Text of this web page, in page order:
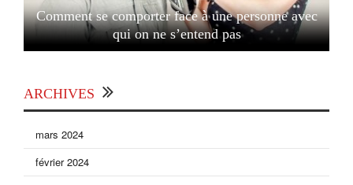
Comment se comporter face à une personne avec
qui on ne s’entend pas
ARCHIVES
mars 2024
février 2024